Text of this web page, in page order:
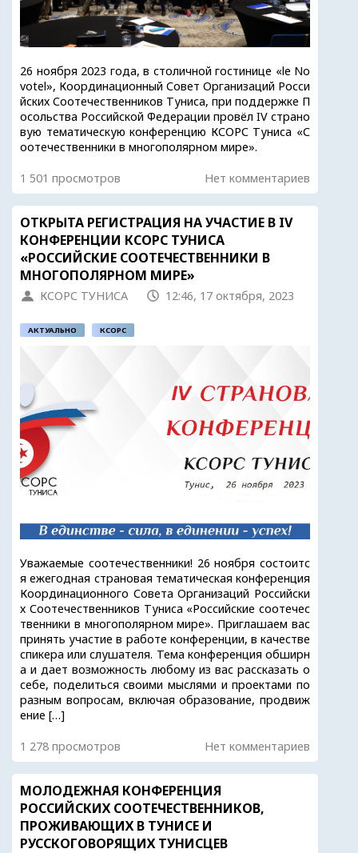
26 ноября 2023 года, в столичной гостинице «le No
votel», Координационный Совет Организаций Росси
йских Соотечественников Туниса, при поддержке П
осольства Российской Федерации провёл IV страно
вую тематическую конференцию КСОРС Туниса «С
оотечественники в многополярном мире».
1 501 просмотров Нет комментариев
ОТКРЫТА РЕГИСТРАЦИЯ НА УЧАСТИЕ В IV
КОНФЕРЕНЦИИ КСОРС ТУНИСА
«РОССИЙСКИЕ СООТЕЧЕСТВЕННИКИ В
МНОГОПОЛЯРНОМ МИРЕ»
КСОРС ТУНИСА 12:46, 17 октября, 2023
АКТУАЛЬНО КСОРС
Уважаемые соотечественники! 26 ноября состоитс
я ежегодная страновая тематическая конференция
Координационного Совета Организаций Российски
х Соотечественников Туниса «Российские соотечес
твенники в многополярном мире». Приглашаем вас
принять участие в работе конференции, в качестве
спикера или слушателя. Тема конференция обширн
а и дает возможность любому из вас рассказать о
себе, поделиться своими мыслями и проектами по
разным вопросам, включая образование, продвиж
ение […]
1 278 просмотров Нет комментариев
МОЛОДЕЖНAЯ КОНФЕРЕНЦИЯ
РОССИЙСКИХ СООТЕЧЕСТВЕННИКОВ,
ПРОЖИВАЮЩИХ В ТУНИСЕ И
РУССКОГОВОРЯЩИХ ТУНИСЦЕВ